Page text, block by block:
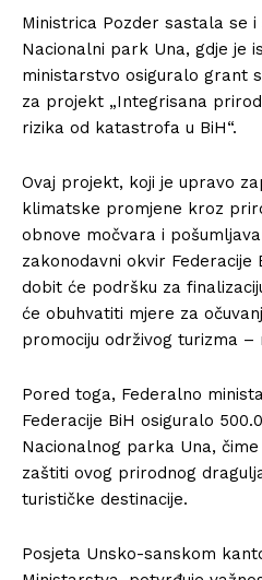
Ministrica Pozder sastala se
Nacionalni park Una, gdje je
ministarstvo osiguralo grant
za projekt „Integrisana
rizika od katastrofa u BiH“.
Ovaj projekt, koji je upravo
klimatske promjene kroz
obnove močvara i
zakonodavni okvir Federacije
dobit će podršku za
će obuhvatiti mjere za
promociju održivog turizma –
Pored toga, Federalno
Federacije BiH osiguralo
Nacionalnog parka Una,
zaštiti ovog prirodnog
turističke destinacije.
Posjeta Unsko-sanskom